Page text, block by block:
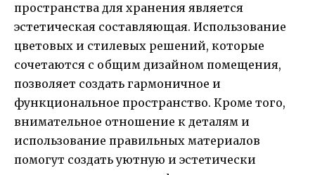
пространства для хранения является
эстетическая составляющая. Использование
цветовых и стилевых решений, которые
сочетаются с общим дизайном помещения,
позволяет создать гармоничное и
функциональное пространство. Кроме того,
внимательное отношение к деталям и
использование правильных материалов
помогут создать уютную и эстетически